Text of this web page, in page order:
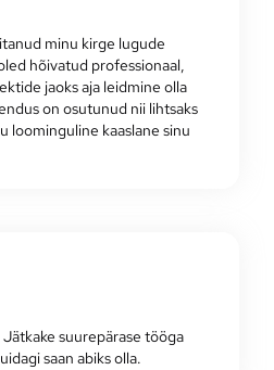
minu kirge lugude
hõivatud professionaal,
jaoks aja leidmine olla
on osutunud nii lihtsaks
loominguline kaaslane sinu
suurepärase tööga
saan abiks olla.